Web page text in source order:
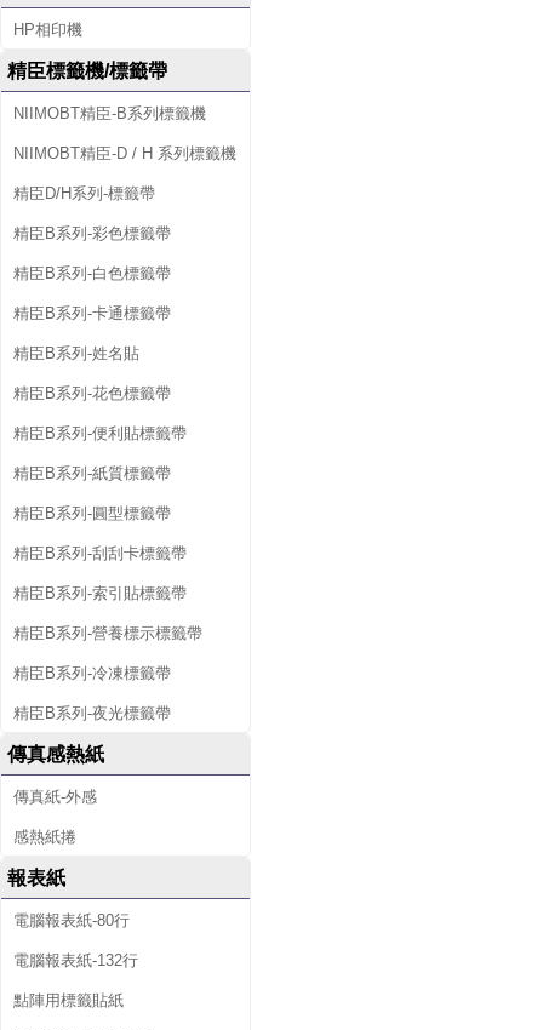
HP相印機
精臣標籤機/標籤帶
NIIMOBT精臣-B系列標籤機
NIIMOBT精臣-D / H 系列標籤機
精臣D/H系列-標籤帶
精臣B系列-彩色標籤帶
精臣B系列-白色標籤帶
精臣B系列-卡通標籤帶
精臣B系列-姓名貼
精臣B系列-花色標籤帶
精臣B系列-便利貼標籤帶
精臣B系列-紙質標籤帶
精臣B系列-圓型標籤帶
精臣B系列-刮刮卡標籤帶
精臣B系列-索引貼標籤帶
精臣B系列-營養標示標籤帶
精臣B系列-冷凍標籤帶
精臣B系列-夜光標籤帶
傳真感熱紙
傳真紙-外感
感熱紙捲
報表紙
電腦報表紙-80行
電腦報表紙-132行
點陣用標籤貼紙